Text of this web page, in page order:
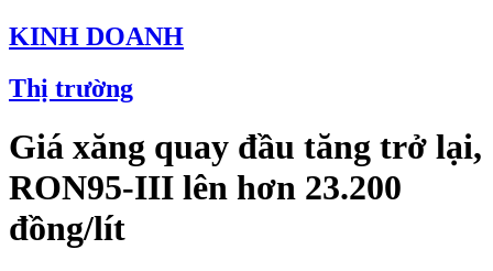
KINH DOANH
Thị trường
Giá xăng quay đầu tăng trở lại,
RON95-III lên hơn 23.200
đồng/lít